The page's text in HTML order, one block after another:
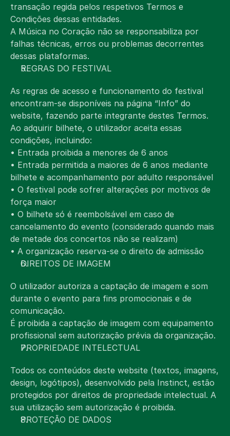
transação regida pelos respetivos Termos e
Condições dessas entidades.
A Música no Coração não se responsabiliza por
falhas técnicas, erros ou problemas decorrentes
dessas plataformas.
REGRAS DO FESTIVAL
As regras de acesso e funcionamento do festival
encontram-se disponíveis na página “Info” do
website, fazendo parte integrante destes Termos.
Ao adquirir bilhete, o utilizador aceita essas
condições, incluindo:
• Entrada proibida a menores de 6 anos
• Entrada permitida a maiores de 6 anos mediante
bilhete e acompanhamento por adulto responsável
• O festival pode sofrer alterações por motivos de
força maior
• O bilhete só é reembolsável em caso de
cancelamento do evento (considerado quando mais
de metade dos concertos não se realizam)
• A organização reserva-se o direito de admissão
DIREITOS DE IMAGEM
O utilizador autoriza a captação de imagem e som
durante o evento para fins promocionais e de
comunicação.
É proibida a captação de imagem com equipamento
profissional sem autorização prévia da organização.
PROPRIEDADE INTELECTUAL
Todos os conteúdos deste website (textos, imagens,
design, logótipos), desenvolvido pela Instinct, estão
protegidos por direitos de propriedade intelectual. A
sua utilização sem autorização é proibida.
PROTEÇÃO DE DADOS